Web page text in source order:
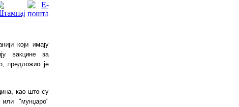
који имају
вакцине за
предложио је
као што су
или "мунџаро"